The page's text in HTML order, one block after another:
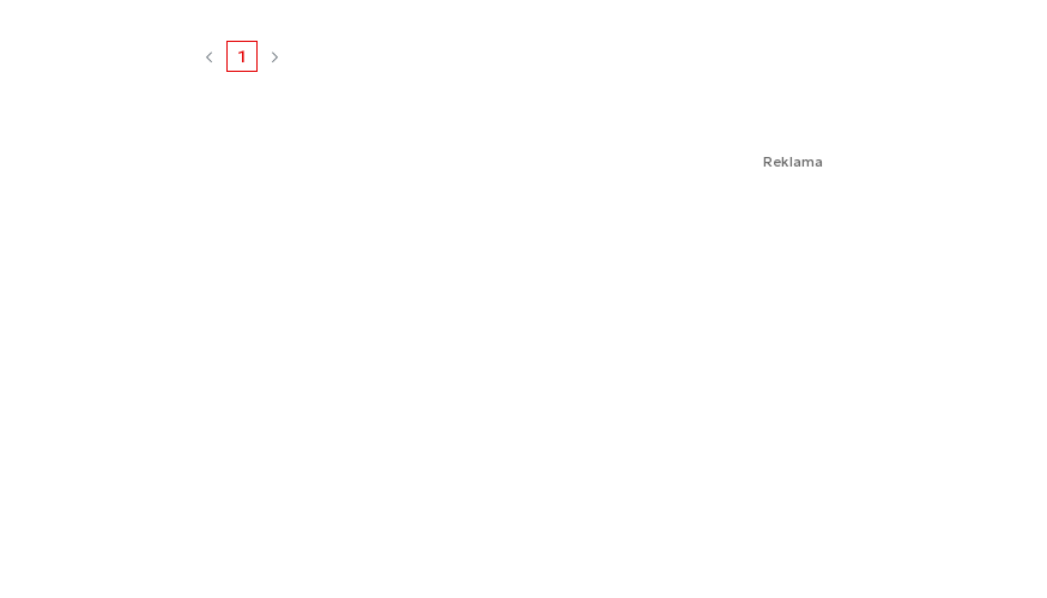
1
Reklama